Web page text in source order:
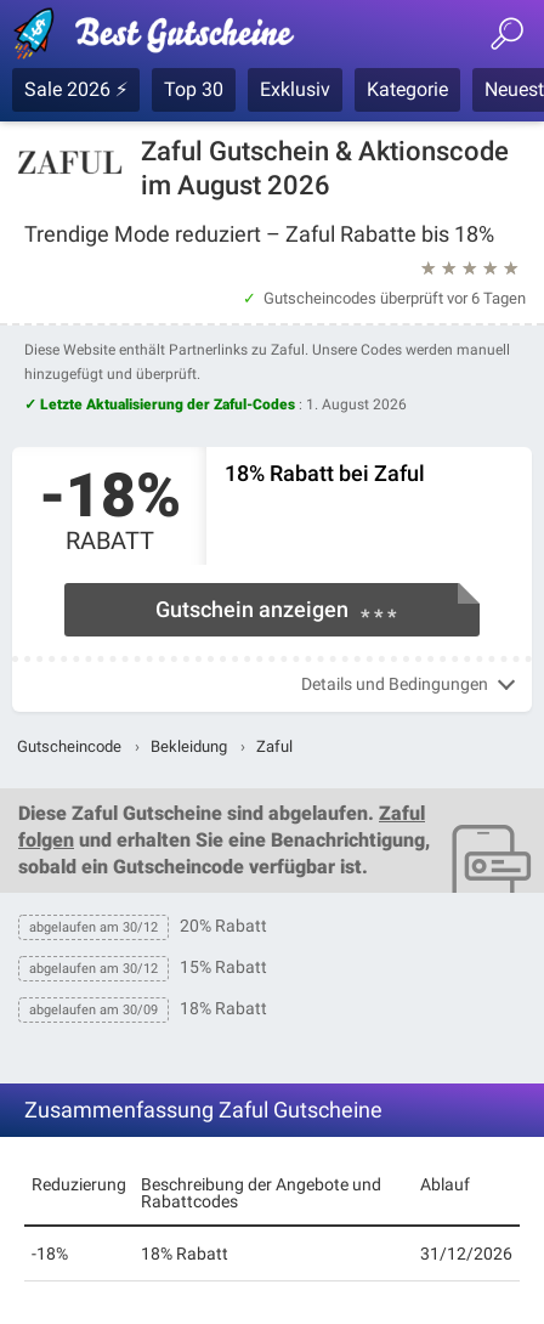
Sale 2026 ⚡ Top 30 Exklusiv Kategorie
Zaful Gutschein & Aktionscode
im August 2026
Trendige Mode reduziert – Zaful Rabatte bis 18%
★
★
★
★
★
Gutscheincodes überprüft vor 6 Tagen
Diese Website enthält Partnerlinks zu Zaful. Unsere Codes werden manuell
hinzugefügt und überprüft.
✓ Letzte Aktualisierung der Zaful-Codes : 1. August 2026
-18%
RABATT
18% Rabatt bei Zaful
Gutschein anzeigen * * *
Details und Bedingungen
Gutscheincode › Bekleidung › Zaful
Diese Zaful Gutscheine sind abgelaufen. Zaful
folgen und erhalten Sie eine Benachrichtigung,
sobald ein Gutscheincode verfügbar ist.
abgelaufen am 30/12 20% Rabatt
abgelaufen am 30/12 15% Rabatt
abgelaufen am 30/09 18% Rabatt
Zusammenfassung Zaful Gutscheine
Reduzierung
Beschreibung der Angebote und
Rabattcodes
Ablauf
-18% 18% Rabatt 31/12/2026